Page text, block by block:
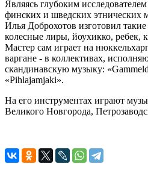
Являясь глубоким
финских и шведских этнических
Илья Доброхотов изготовил
колесные лиры, йоухикко, ребек,
Мастер сам играет на
варгане - в коллективах,
скандинавскую музыку:
«Pihlajamjaki».
На его инструментах играют
Великого Новгорода,